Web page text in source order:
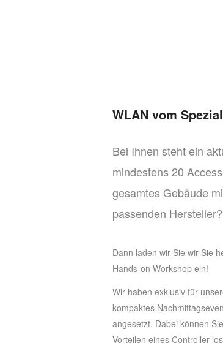
WLAN vom
Bei Ihnen steht ein
mindestens 20
gesamtes Gebäude
passenden Hersteller?
Dann laden wir Sie wir Sie
Hands-on Workshop ein!
Wir haben exklusiv für
kompaktes
angesetzt. Dabei können
Vorteilen eines Controller-